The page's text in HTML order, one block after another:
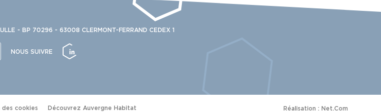
- BP 70296 - 63008 CLERMONT-FERRAND CEDEX 1
NOUS SUIVRE
cookies Découvrez Auvergne Habitat Réalisation : Net.Com